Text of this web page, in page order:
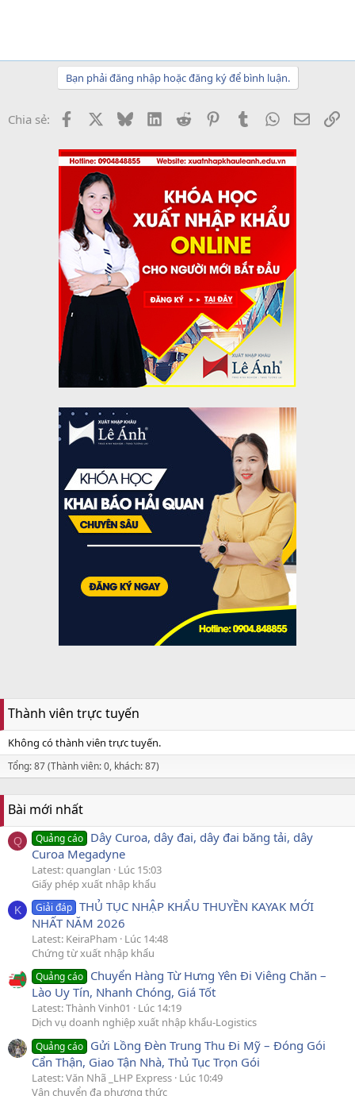
Bạn phải đăng nhập hoặc đăng ký để bình luận.
Chia sẻ: Facebook BlueskyLinkedInReddit PinterestTumblrWhatsApp
Email
Thành viên trực tuyến
Không có thành viên trực tuyến.
Tổng: 87 (Thành viên: 0, khách: 87)
Bài mới nhất
Q Quảng cáo Dây Curoa, dây đai, dây đai băng tải, dây
Curoa Megadyne
Latest: quanglan
Lúc 15:03
Giấy phép xuất nhập khẩu
K Giải đáp THỦ TỤC NHẬP KHẨU THUYỀN KAYAK MỚI
NHẤT NĂM 2026
Latest: KeiraPham
Lúc 14:48
Chứng từ xuất nhập khẩu
Quảng cáo Chuyển Hàng Từ Hưng Yên Đi Viêng Chăn –
Lào Uy Tín, Nhanh Chóng, Giá Tốt
Latest: Thành Vinh01
Lúc 14:19
Dịch vụ doanh nghiệp xuất nhập khẩu-Logistics
Quảng cáo Gửi Lồng Đèn Trung Thu Đi Mỹ – Đóng Gói
Cẩn Thận, Giao Tận Nhà, Thủ Tục Trọn Gói
Latest: Văn Nhã _LHP Express Lúc 10:49
Vận chuyển đa phương thức